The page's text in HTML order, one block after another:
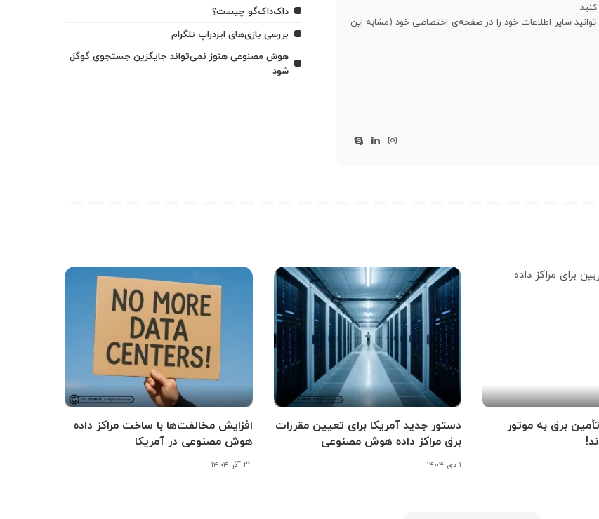
سایر اطلاعات خود را در صفحه‌ی اختصاصی خود (مشابه این
داک‌داک‌گو چیست؟
بررسی بازی‌های ایردراپ تلگرام
هوش مصنوعی هنوز نمی‌تواند جایگزین جستجوی گوگل
شود
برق به موتور
دستور جدید آمریکا برای تعیین مقررات
برق مراکز داده هوش مصنوعی
۱ دی ۱۴۰۴
افزایش مخالفت‌ها با ساخت مراکز داده
هوش مصنوعی در آمریکا
۲۲ آذر ۱۴۰۴